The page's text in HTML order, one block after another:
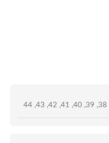
38
,
39
,
40
,
41
,
42
,
43
,
44